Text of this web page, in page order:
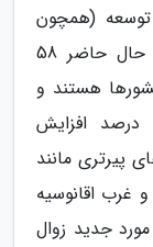
توسعه (همچون
ایران) ثبت شده است. به طوری که، در حال حاضر 58
هستند و
این میزان تا سال 1429/ 2050 به 68 درصد افزایش
پیرتری مانند
غرب اقانوسیه
بیش از 9.9 میلیون مورد جدید زوال